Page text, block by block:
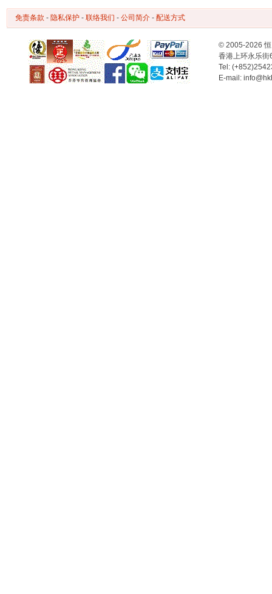
免责条款 - 隐私保护 - 联络我们 - 公司简介 - 配送方式
© 2005-2026 恒
香港上环永乐街
Tel:
E-mail: